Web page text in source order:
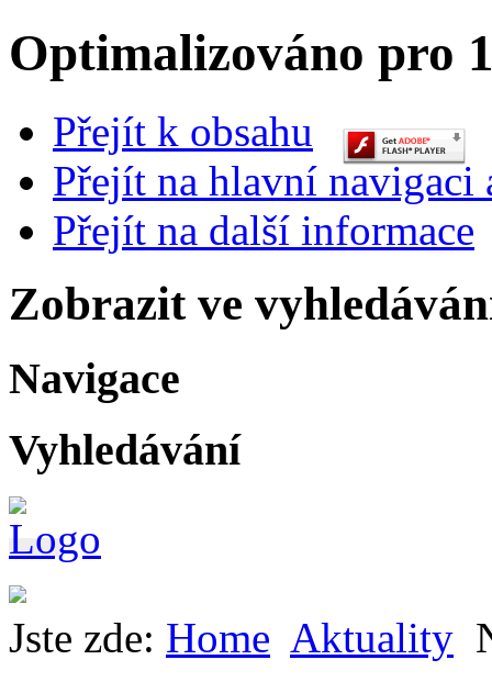
Optimalizováno pro
Přejít k obsahu
Přejít na hlavní navigaci
Přejít na další informace
Zobrazit ve
Navigace
Vyhledávání
Jste zde: Home Aktuality